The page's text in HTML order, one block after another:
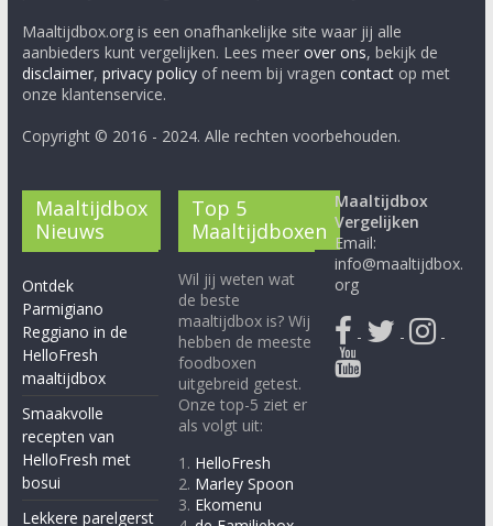
Maaltijdbox.org is een onafhankelijke site waar jij alle
aanbieders kunt vergelijken. Lees meer over ons, bekijk de
disclaimer, privacy policyof neem bij vragen contactop met
onze klantenservice.
Copyright © 2016 - 2024. Alle rechten voorbehouden.
Maaltijdbox
Nieuws
Ontdek
Parmigiano
Reggiano in de
HelloFresh
maaltijdbox
Smaakvolle
recepten van
HelloFresh met
bosui
Lekkere parelgerst
Top 5
Maaltijdboxen
Wil jij weten wat
de beste
maaltijdbox is? Wij
hebben de meeste
foodboxen
uitgebreid getest.
Onze top-5 ziet er
als volgt uit:
1. HelloFresh
2. Marley Spoon
3. Ekomenu
Maaltijdbox
Vergelijken
Email:
info@maaltijdbox.
org
- - -